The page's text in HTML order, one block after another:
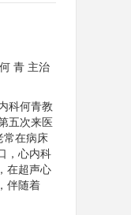
青 主治
科何青教
五次来医
常在病床
，心内科
在超声心
伴随着